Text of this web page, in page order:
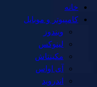
Primary
Menu
خانه
کامپیوتر و موبایل
ویندوز
لینوکس
مکینتاش
آی اواس
اندروید